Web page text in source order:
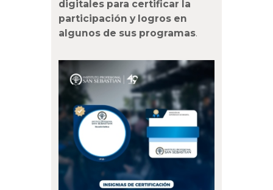
digitales para certificar la
participación y logros en
algunos de sus programas.